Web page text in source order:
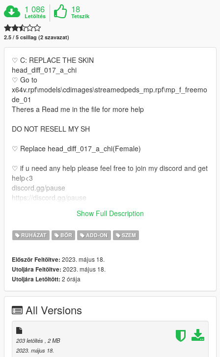
1 086
Letöltés
18
Tetszik
2.5 / 5 csillag (2 szavazat)
♡ C: REPLACE THE SKIN
head_diff_017_a_chi
♡ Go to
x64v.rpf\models\cdimages\streamedpeds_mp.rpf\mp_f_freemo
de_01
Theres a Read me in the file for more help
DO NOT RESELL MY SH
♡ Replace head_diff_017_a_chi(Female)
♡ if u need any help please feel free to join my discord and get
help<3
discord.gg/pause
https://discord.gg/pause
legs come join my discord <3Show Full Description
RUHÁZAT BŐR ADD-ON SZEM
Először Feltöltve: 2023. május 18.
Utoljára Feltöltve: 2023. május 18.
Utoljára Letöltött: 2 órája
All Versions
203 letöltés, 2 MB
2023. május 18.